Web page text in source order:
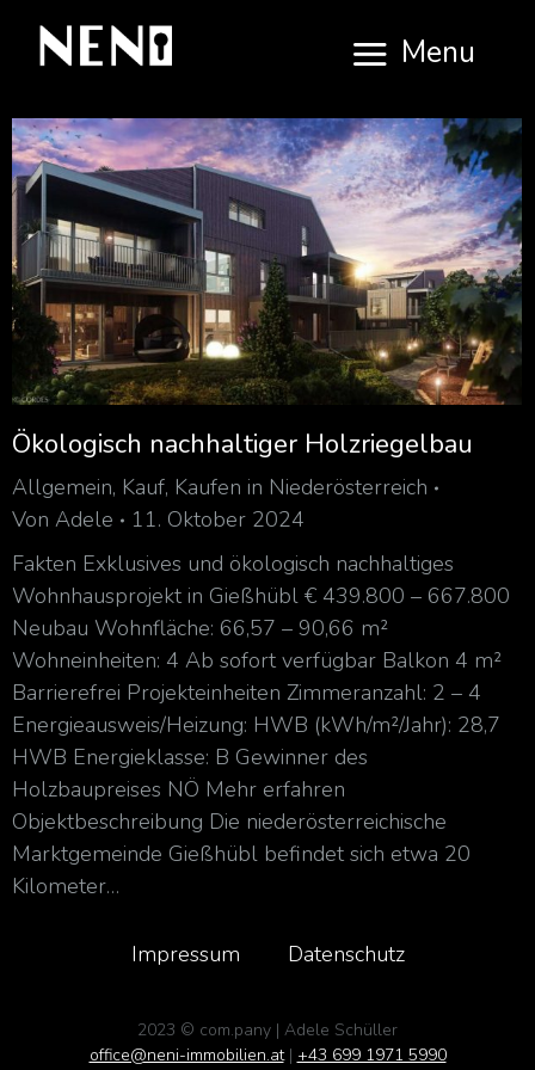
Menu
Ökologisch nachhaltiger Holzriegelbau
Allgemein, Kauf, Kaufen in Niederösterreich
Von Adele
11. Oktober 2024
Fakten Exklusives und ökologisch nachhaltiges
Wohnhausprojekt in Gießhübl € 439.800 – 667.800
Neubau Wohnfläche: 66,57 – 90,66 m²
Wohneinheiten: 4 Ab sofort verfügbar Balkon 4 m²
Barrierefrei Projekteinheiten Zimmeranzahl: 2 – 4
Energieausweis/Heizung: HWB (kWh/m²/Jahr): 28,7
HWB Energieklasse: B Gewinner des
Holzbaupreises NÖ Mehr erfahren
Objektbeschreibung Die niederösterreichische
Marktgemeinde Gießhübl befindet sich etwa 20
Kilometer…
Impressum Datenschutz
2023 © com.pany | Adele Schüller
office@neni-immobilien.at| +43 699 1971 5990